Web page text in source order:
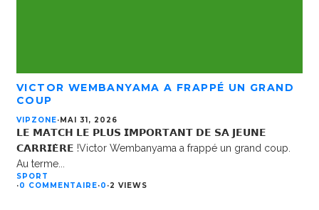
VICTOR WEMBANYAMA A FRAPPÉ UN GRAND
COUP
VIPZONE· MAI 31, 2026
𝗟𝗘 𝗠𝗔𝗧𝗖𝗛 𝗟𝗘 𝗣𝗟𝗨𝗦 𝗜𝗠𝗣𝗢𝗥𝗧𝗔𝗡𝗧 𝗗𝗘 𝗦𝗔 𝗝𝗘𝗨𝗡𝗘
𝗖𝗔𝗥𝗥𝗜𝗘̀𝗥𝗘 !Victor Wembanyama a frappé un grand coup.
Au terme
SPORT
·0 COMMENTAIRE·0 ·2 VIEWS